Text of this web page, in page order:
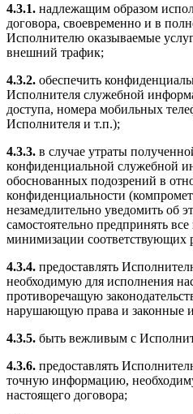
4.3.1. надлежащим образом
договора, своевременно и в
Исполнителю оказываемые
внешний трафик;
4.3.2. обеспечить
Исполнителя служебной
доступа, номера мобильных
Исполнителя и т.п.);
4.3.3. в случае утраты
конфиденциальной служебной
обоснованных подозрений в
конфиденциальности
незамедлительно уведомить об
самостоятельно предпринять
минимизации соответствующих
4.3.4. предоставлять
необходимую для исполнения
противоречащую
нарушающую права и законные
4.3.5. быть вежливым с
4.3.6. предоставлять
точную информацию,
настоящего договора;